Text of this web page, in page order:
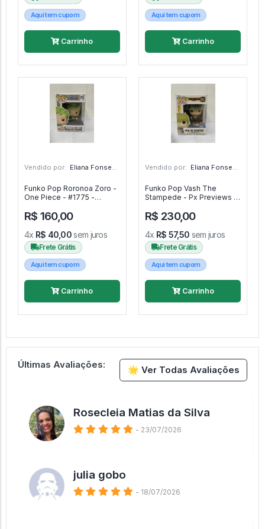
Aqui tem cupom
Carrinho
Aqui tem cupom
Carrinho
Vendido por: Eliana Fonseca - SP
Funko Pop Roronoa Zoro -
One Piece - #1775 -
R$ 160,00
4x R$ 40,00sem juros
Frete Grátis
Aqui tem cupom
Carrinho
Vendido por: Eliana Fonseca - SP
Funko Pop Vash The
Stampede - Px Previews -
POP #1562
R$ 230,00
4x R$ 57,50 sem juros
Frete Grátis
Aqui tem cupom
Carrinho
🌟 Ver Todas Avaliações
Últimas Avaliações:
Rosecleia Matias da Silva
- 23/07/2026
julia gobo
- 18/07/2026